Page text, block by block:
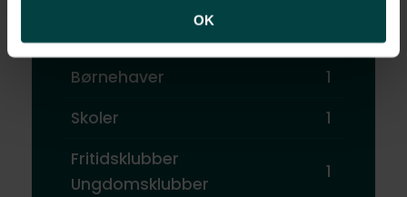
OK
Vuggestuer
1
Børnehaver
1
Skoler
1
Fritidsklubber
Ungdomsklubber
1